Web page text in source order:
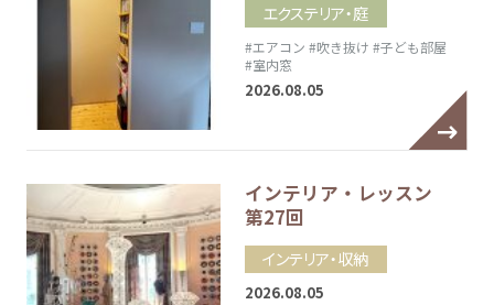
エクステリア・庭
#エアコン #吹き抜け #子ども部屋
#室内窓
2026.08.05
インテリア・レッスン
第27回
インテリア・収納
2026.08.05